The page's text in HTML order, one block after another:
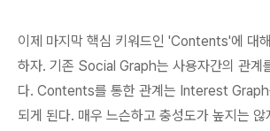
이제 마지막 핵심 키워드인 'Contents'에 대
하자. 기존 Social Graph는 사용자간의 관계
다. Contents를 통한 관계는 Interest Graph
되게 된다. 매우 느슨하고 충성도가 높지는